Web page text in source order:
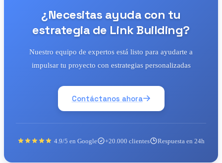
¿Necesitas ayuda con tu
estrategia de Link Building?
Nuestro equipo de expertos está listo para ayudarte a
impulsar tu proyecto con estrategias personalizadas
Contáctanos ahora
4.9/5 en Google +20.000 clientes Respuesta en 24h